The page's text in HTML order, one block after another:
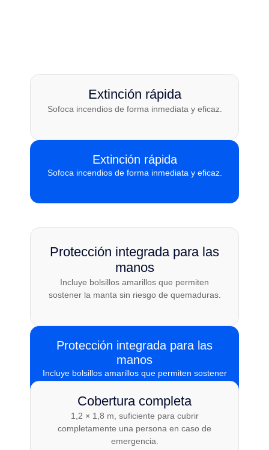
Extinción rápida
Sofoca incendios de forma inmediata y eficaz.
Extinción rápida
Sofoca incendios de forma inmediata y eficaz.
Protección integrada para las
manos
Incluye bolsillos amarillos que permiten
sostener la manta sin riesgo de quemaduras.
Protección integrada para las
manos
Incluye bolsillos amarillos que permiten sostener
Cobertura completa
1,2 × 1,8 m, suficiente para cubrir
completamente una persona en caso de
emergencia.